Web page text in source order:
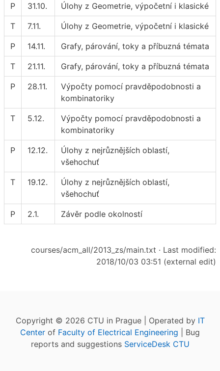
P 31.10. Úlohy z Geometrie, výpočetní i klasické
T 7.11. Úlohy z Geometrie, výpočetní i klasické
P 14.11. Grafy, párování, toky a příbuzná témata
T 21.11. Grafy, párování, toky a příbuzná témata
P 28.11.
Výpočty pomocí pravděpodobnosti a
kombinatoriky
T 5.12.
Výpočty pomocí pravděpodobnosti a
kombinatoriky
P 12.12.
Úlohy z nejrůznějších oblastí,
všehochuť
T 19.12.
Úlohy z nejrůznějších oblastí,
všehochuť
P 2.1. Závěr podle okolností
courses/acm_all/2013_zs/main.txt · Last modified:
2018/10/03 03:51 (external edit)
Copyright © 2026 CTU in Prague | Operated by IT
Center of Faculty of Electrical Engineering | Bug
reports and suggestions ServiceDesk CTU